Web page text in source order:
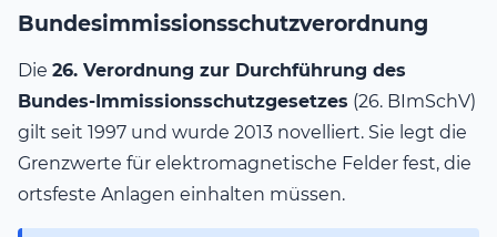
Bundesimmissionsschutzverordnung
Die 26. Verordnung zur Durchführung des
Bundes-Immissionsschutzgesetzes (26. BImSchV)
gilt seit 1997 und wurde 2013 novelliert. Sie legt die
Grenzwerte für elektromagnetische Felder fest, die
ortsfeste Anlagen einhalten müssen.